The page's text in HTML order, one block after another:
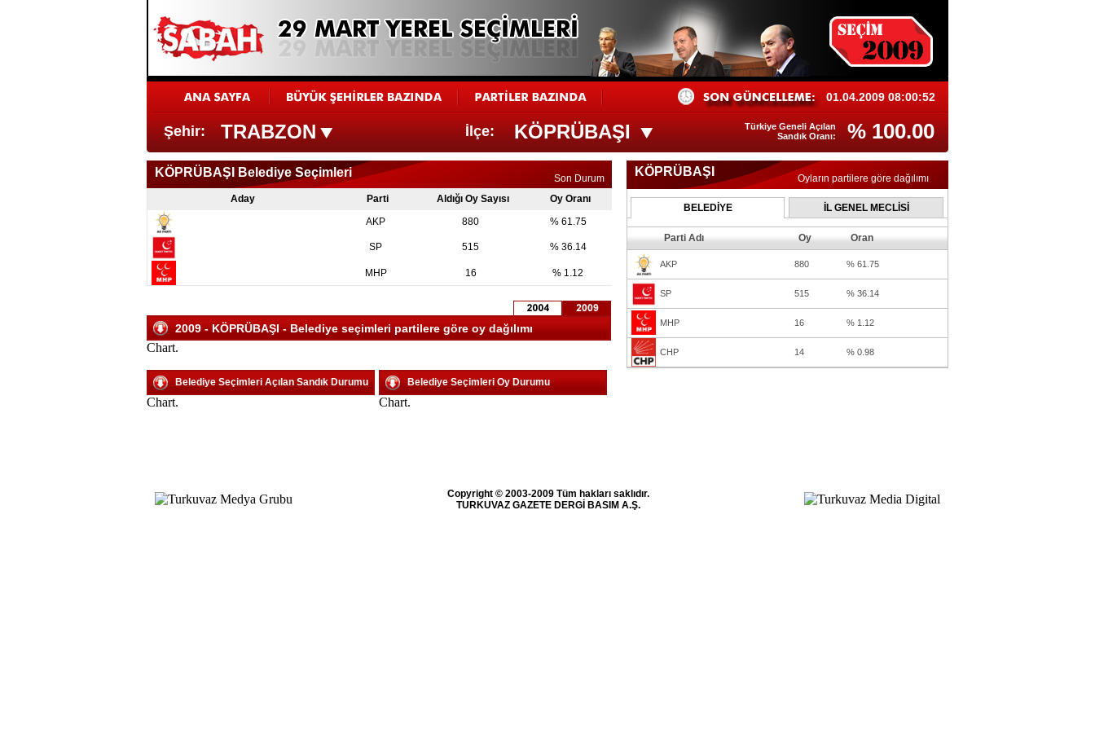
01.04.2009 08:00:52
Şehir: TRABZON İlçe: KÖPRÜBAŞI
Türkiye Geneli Açılan
Sandık Oranı:
% 100.00
KÖPRÜBAŞI Belediye Seçimleri
Son Durum
Aday
Parti Aldığı Oy Sayısı
Oy Oranı
AKP
880 % 61.75
SP 515 % 36.14
MHP 16 % 1.12
2009 - KÖPRÜBAŞI - Belediye seçimleri partilere göre oy dağılımı
Chart.
Belediye Seçimleri Açılan Sandık Durumu
Chart.
Belediye Seçimleri Oy Durumu
Chart.
KÖPRÜBAŞI Oyların partilere göre dağılımı
BELEDİYE İL GENEL MECLİSİ
Parti Adı Oy Oran
AKP 880 % 61.75
SP 515 % 36.14
MHP 16 % 1.12
CHP 14 % 0.98
Copyright © 2003-2009 Tüm hakları saklıdır.
TURKUVAZ GAZETE DERGİ BASIM A.Ş.